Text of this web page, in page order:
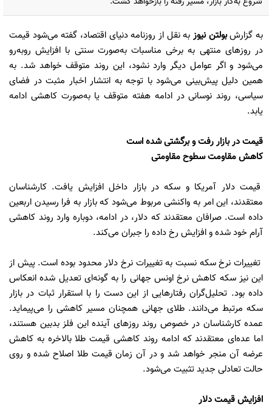
به گزارشبولتن نیوز به نقل از روزنامه دنیای اقتصاد، گفته می‌شود قیمت
در روزهای منتهی به برخی مناسبات به‌صورت سنتی با افزایش روبه‌رو
می‌شود و اگر عوامل دیگر وارد نشود، این روند متوقف خواهد شد. به
همین دلیل پیش‌بینی می‌شود با توجه به انتشار اخبار مثبت در فضای
سیاسی، روند نوسانی در ادامه هفته متوقف یا به‌صورت کاهشی ادامه
یابد.
قیمت در بازار رفت و برگشتی شده است
کاهش مقاومت سطوح مقاومتی
قیمت دلار آمریکا و سکه در بازار داخل افزایش یافت. کارشناسان
معتقدند، این امر به واکنشی مربوط می‌شود که بازار به فرا رسیدن اربعین
داده است. صرافان معتقدند که دلار، در ادامه، دوباره وارد روند کاهشی
آرام خود شده و افزایش رخ داده را جبران می‌کند.
تغییرات نرخ سکه نسبت به تغییرات نرخ دلار محدود بوده است. پیش از
این نیز سکه کاهش نرخ اونس جهانی را به گونه‌ای تعدیل شده انعکاس
داده بود. تحلیل‌گران رفتارهایی از این دست را با استقرار ثبات در بازار
سکه مرتبط می‌دانند. طلای جهانی همچنان مسیر کاهشی را می‌پیماید.
عمده کارشناسان در خصوص روند روزهای آینده این فلز بدبین هستند،
اما عده‌ای معتقدند که ادامه روند کاهشی قیمت طلا بالاخره به کاهش
عرضه آن منجر خواهد شد و در آن زمان قیمت طلا اصلاح شده و روی
حالت تعادلی جدید تثبیت می‌شود.
افزایش قیمت دلار